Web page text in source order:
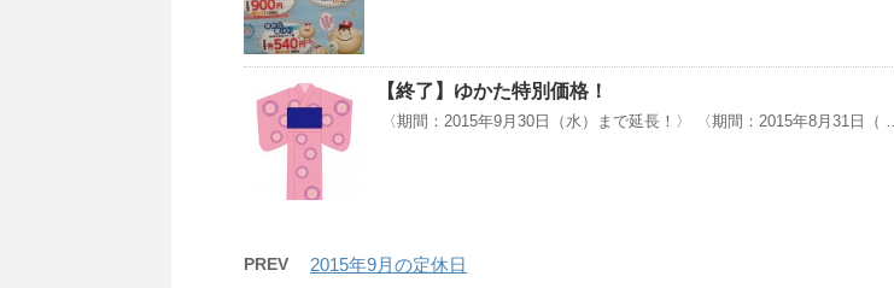
【終了】ゆかた特別価格！
〈期間：2015年9月30日（水）まで延長！〉 〈期間：2015年8月31日（ …
PREV 2015年9月の定休日